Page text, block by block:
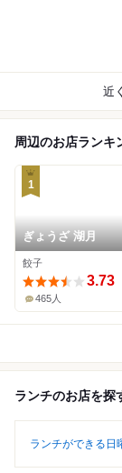
近
周辺のお店ランキ
1
ぎょうざ 湖月
餃子
3.73
465人
ランチのお店を探
ランチができる日